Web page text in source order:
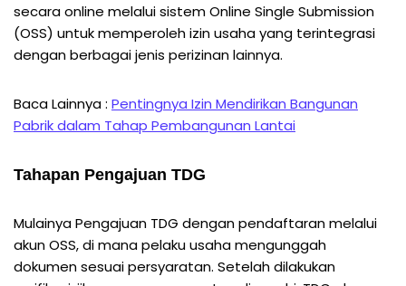
secara online melalui sistem Online Single Submission
(OSS) untuk memperoleh izin usaha yang terintegrasi
dengan berbagai jenis perizinan lainnya.
Baca Lainnya : Pentingnya Izin Mendirikan Bangunan
Pabrik dalam Tahap Pembangunan Lantai
Tahapan Pengajuan TDG
Mulainya Pengajuan TDG dengan pendaftaran melalui
akun OSS, di mana pelaku usaha mengunggah
dokumen sesuai persyaratan. Setelah dilakukan